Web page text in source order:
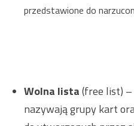
przedstawione do
Wolna lista(free list)
nazywają grupy kart